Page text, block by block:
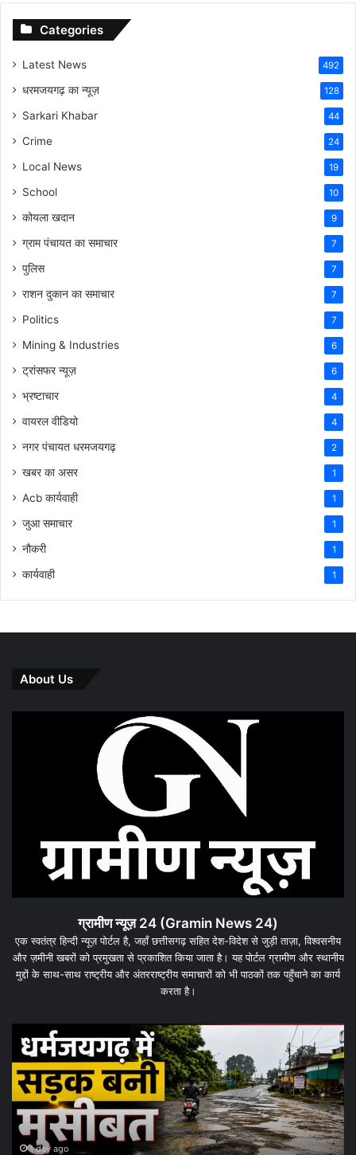
Categories
Latest News 492
धरमजयगढ़ का न्यूज़ 128
Sarkari Khabar 44
Crime 24
Local News 19
School 10
कोयला खदान 9
ग्राम पंचायत का समाचार 7
पुलिस 7
राशन दुकान का समाचार 7
Politics 7
Mining & Industries 6
ट्रांसफर न्यूज़ 6
भ्रष्टाचार 4
वायरल वीडियो 4
नगर पंचायत धरमजयगढ़ 2
खबर का असर 1
Acb कार्यवाही 1
जुआ समाचार 1
नौकरी 1
कार्यवाही 1
About Us
ग्रामीण न्यूज़ 24 (Gramin News 24)
एक स्वतंत्र हिन्दी न्यूज़ पोर्टल है, जहाँ छत्तीसगढ़ सहित देश-विदेश से जुड़ी ताज़ा, विश्वसनीय
और ज़मीनी खबरों को प्रमुखता से प्रकाशित किया जाता है। यह पोर्टल ग्रामीण और स्थानीय
मुद्दों के साथ-साथ राष्ट्रीय और अंतरराष्ट्रीय समाचारों को भी पाठकों तक पहुँचाने का कार्य
करता है।
धरमजयगढ़
में
मलेरिया
अलर्ट:
स्वास्थ्य
विभाग
ने
2 days ago